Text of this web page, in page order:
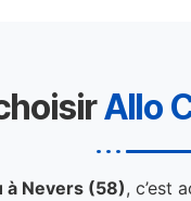
Allo
à Nevers (58), c’est